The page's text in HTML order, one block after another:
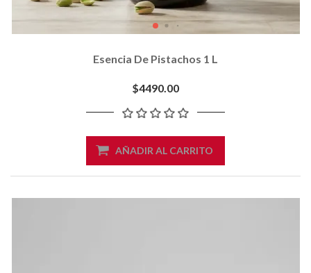
Esencia De Pistachos 1 L
$4490.00
AÑADIR AL CARRITO